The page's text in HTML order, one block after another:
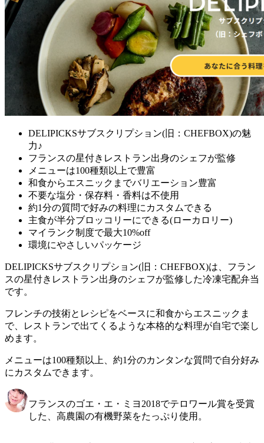
DELIPICKSサブスクリプション(旧：CHEFBOX)の魅
力♪
フランスの星付きレストラン出身のシェフが監修
メニューは100種類以上で豊富
和食からエスニックまでバリエーション豊富
不要な塩分・保存料・香料は不使用
約1分の質問で好みの料理にカスタムできる
主食が半分ブロッコリーにできる(ローカロリー)
マイランク制度で最大10%off
環境にやさしいパッケージ
DELIPICKSサブスクリプション(旧：CHEFBOX)は、フラン
スの星付きレストラン出身のシェフが監修した冷凍宅配弁当
です。
フレンチの技術とレシピをベースに和食からエスニックま
で、レストランで出てくるような本格的な料理が自宅で楽し
めます。
メニューは100種類以上、約1分のカンタンな質問で自分好み
にカスタムできます。
フランスのゴエ・エ・ミヨ2018でテロワール賞を受賞
した、高農園の有機野菜をたっぷり使用。